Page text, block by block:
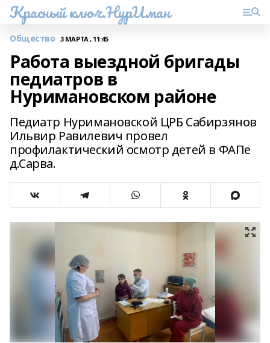
Красный ключ.НурИман
Общество 3 МАРТА , 11:45
Работа выездной бригады
педиатров в
Нуримановском районе
Педиатр Нуримановской ЦРБ Сабирзянов
Ильвир Равилевич провел
профилактический осмотр детей в ФАПе
д.Сарва.